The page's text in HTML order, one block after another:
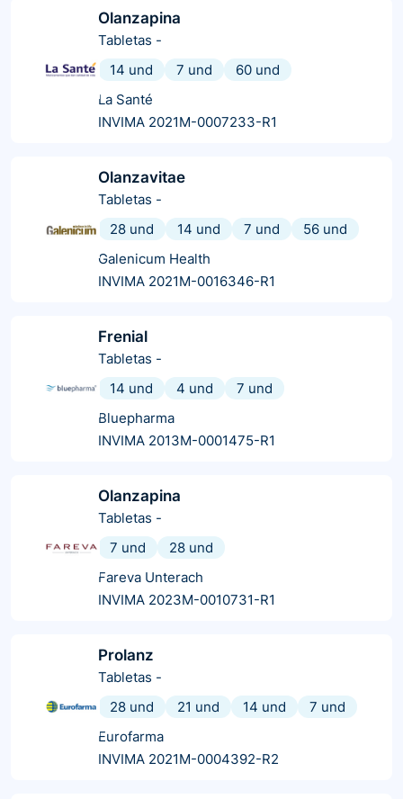
Olanzapina
Tabletas -
14 und
7 und
60 und
La Santé
INVIMA 2021M-0007233-R1
Olanzavitae
Tabletas -
28 und
14 und 7 und
56 und
Galenicum Health
INVIMA 2021M-0016346-R1
Frenial
Tabletas -
14 und
4 und
7 und
Bluepharma
INVIMA 2013M-0001475-R1
Olanzapina
Tabletas -
7 und
28 und
Fareva Unterach
INVIMA 2023M-0010731-R1
Prolanz
Tabletas -
28 und
21 und 14 und
7 und
Eurofarma
INVIMA 2021M-0004392-R2